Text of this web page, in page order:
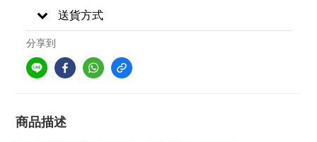
送貨方式
分享到
商品描述